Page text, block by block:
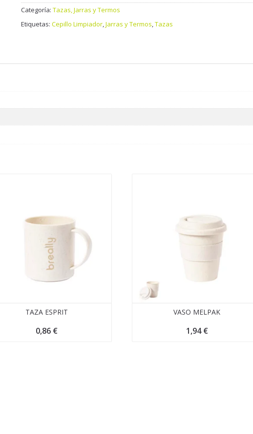
Categoría:Tazas, Jarras y Termos
Etiquetas:Cepillo Limpiador,Jarras y Termos,Tazas
TAZA ESPRIT
0,86 €
VASO MELPAK
1,94€